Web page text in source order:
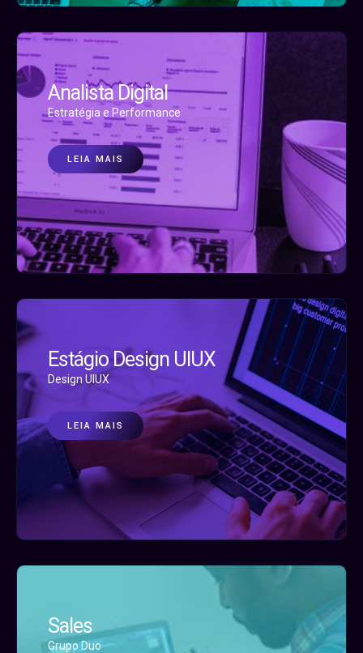
Analista Digital
Estratégia e Performance
LEIA MAIS
Estágio Design UIUX
Design UIUX
LEIA MAIS
Sales
Grupo Duo